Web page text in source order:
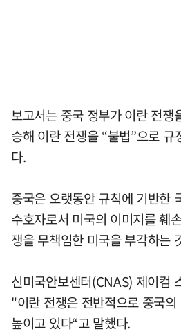
보고서는 중국 정부가 이란 전쟁
승해 이란 전쟁을 “불법”으로 규
다.
중국은 오랫동안 규칙에 기반한
수호자로서 미국의 이미지를 훼
쟁을 무책임한 미국을 부각하는
신미국안보센터(CNAS) 제이컴
"이란 전쟁은 전반적으로 중국
높이고 있다“고 말했다.